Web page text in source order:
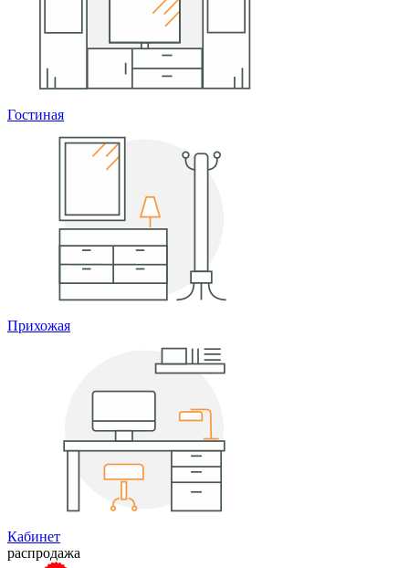
Гостиная
Прихожая
Кабинет
распродажа